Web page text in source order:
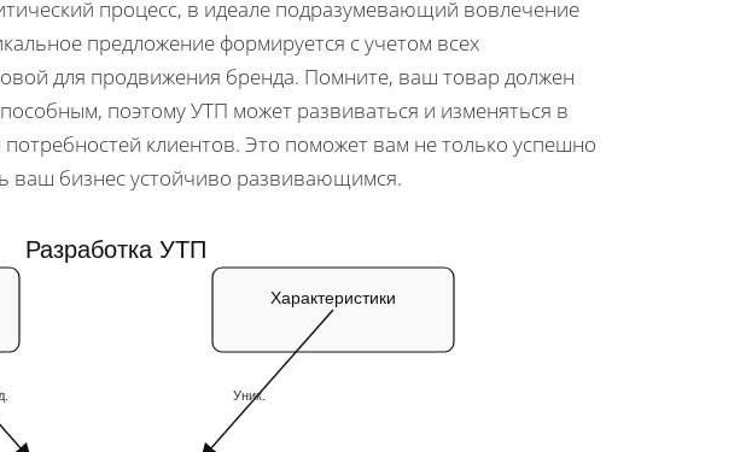
процесс, в идеале подразумевающий вовлечение
предложение формируется с учетом всех
для продвижения бренда. Помните, ваш товар должен
поэтому УТП может развиваться и изменяться в
клиентов. Это поможет вам не только успешно
ваш бизнес устойчиво развивающимся.
Разработка УТП
Характеристики
Уник.